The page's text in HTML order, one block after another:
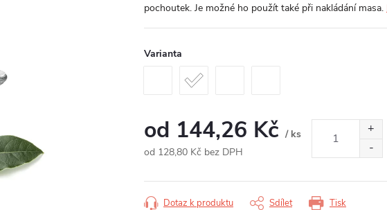
pochoutek. Je možné ho použít také při nakládání masa.
Varianta
od 144,26 Kč / ks
od 128,80 Kč bez DPH
cena:
Tisk
Dotaz k produktu Sdílet